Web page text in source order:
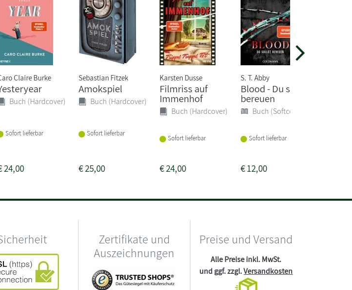
Claire Burke
Buch (Hardcover)
Sofort lieferbar
24,00
Sebastian Fitzek
Amokspiel
Buch (Hardcover)
Sofort lieferbar
€25,00
Karsten Dusse
Filmriss auf
Immenhof
Buch (Hardcover)
Sofort lieferbar
€24,00
S. T. Abby
Blood - Du sollst
bereuen
Buch (Softcover)
Sofort lieferbar
€12,00
Zertifikate und
Auszeichnungen
Preise und Versand
Alle Preise inkl. MwSt.
und ggf. zzgl.Versandkosten